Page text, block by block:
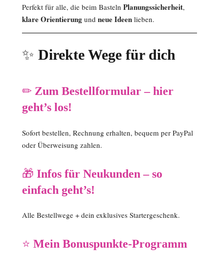
Perfekt für alle, die beim Basteln Planungssicherheit,
klare Orientierung und neue Ideen lieben.
✨ Direkte Wege für dich
✏ Zum Bestellformular – hier
geht’s los!
Sofort bestellen, Rechnung erhalten, bequem per PayPal
oder Überweisung zahlen.
🎁 Infos für Neukunden – so
einfach geht’s!
Alle Bestellwege + dein exklusives Startergeschenk.
⭐ Mein Bonuspunkte-Programm